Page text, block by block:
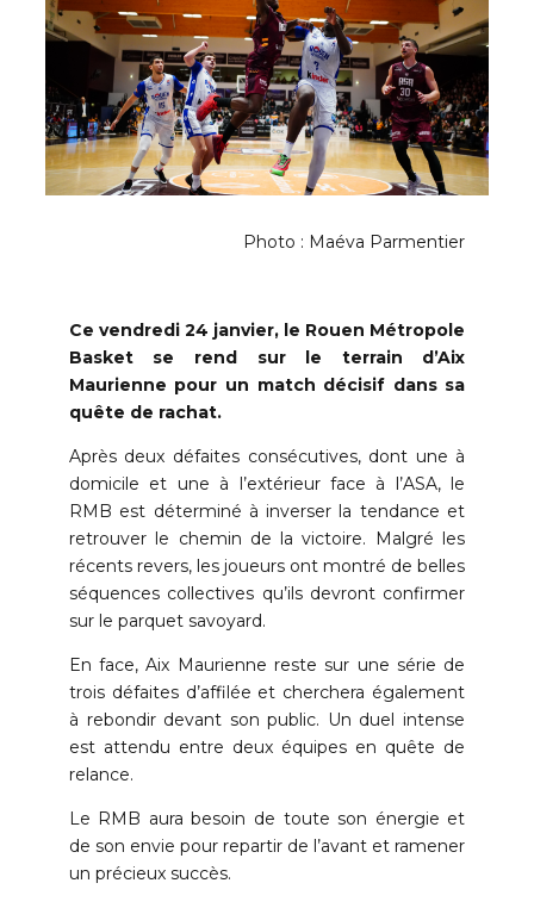
Photo : Maéva Parmentier
Ce vendredi 24 janvier, le Rouen Métropole
Basket se rend sur le terrain d’Aix
Maurienne pour un match décisif dans sa
quête de rachat.
Après deux défaites consécutives, dont une à
domicile et une à l’extérieur face à l’ASA, le
RMB est déterminé à inverser la tendance et
retrouver le chemin de la victoire. Malgré les
récents revers, les joueurs ont montré de belles
séquences collectives qu’ils devront confirmer
sur le parquet savoyard.
En face, Aix Maurienne reste sur une série de
trois défaites d’affilée et cherchera également
à rebondir devant son public. Un duel intense
est attendu entre deux équipes en quête de
relance.
Le RMB aura besoin de toute son énergie et
de son envie pour repartir de l’avant et ramener
un précieux succès.